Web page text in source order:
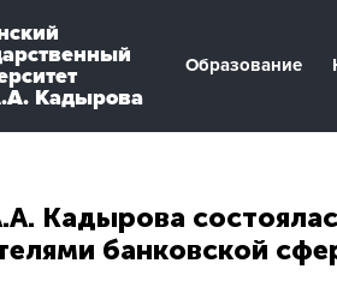
Кадырова
Образование
Кадырова
банковской